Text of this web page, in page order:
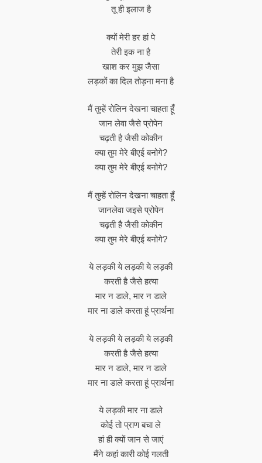
तू ही इलाज है
क्यों मेरी हर हां पे
तेरी इक ना है
खाश कर मुझ जैसा
लड़कों का दिल तोड़ना मना है
मैं तुम्हें रोलिन देखना चाहता हूँ
जान लेवा जैसे प्रोपेन
चढ़ती है जैसी कोकीन
क्या तुम मेरे बीएई बनोगे?
क्या तुम मेरे बीएई बनोगे?
मैं तुम्हें रोलिन देखना चाहता हूँ
जानलेवा जइसे प्रोपेन
चढ़ती है जैसी कोकीन
क्या तुम मेरे बीएई बनोगे?
ये लड़की ये लड़की ये लड़की
करती है जैसे हत्या
मार न डाले, मार न डाले
मार ना डाले करता हूं प्रार्थना
ये लड़की ये लड़की ये लड़की
करती है जैसे हत्या
मार न डाले, मार न डाले
मार ना डाले करता हूं प्रार्थना
ये लड़की मार ना डाले
कोई तो प्राण बचा ले
हां ही क्यों जान से जाएं
मैंने कहां कारी कोई गलती